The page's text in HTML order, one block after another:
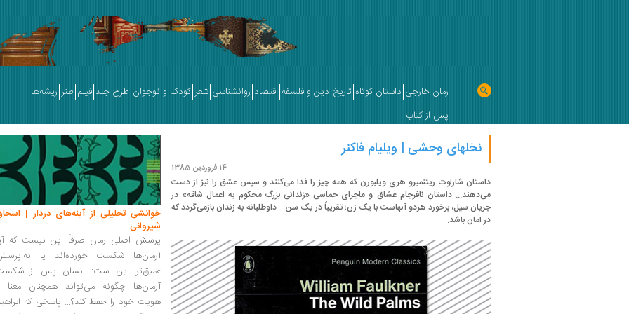
رمان خارجی داستان کوتاه تاریخ دین و فلسفه اقتصاد روانشناسی شعر کودک و نوجوان طرح جلد فیلم طنز ریشه‌ها
پس از کتاب
نخلهای وحشی | ویلیام فاکنر
14 فروردین 1385
داستان شارلوت ریتنمیرو هری ویلبورن که همه چیز را فدا می‌کنند و سپس عشق را نیز از دست
می‌دهند... داستان نافرجام عشاق و ماجرای حماسی «زندانی بزرگ محکوم به اعمال شاقه» در
جریان سیل، برخورد هردو آنهاست با یک زن؛ تقریباً در یک سن... داوطلبانه به زندان بازمی‌گردد که
در امان باشد.
خوانشی تحلیلی از آینه‌های دردار |
شیروانی
پرسش اصلی رمان صرفاً این نیست که
آرمان‌ها شکست خورده‌اند یا
عمیق‌تر این است: انسان پس از
آرمان‌ها چگونه می‌تواند همچنان معنا
هویت خود را حفظ کند؟... پاسخی که